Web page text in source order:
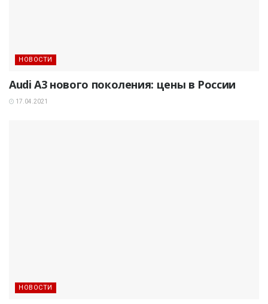
НОВОСТИ
Audi A3 нового поколения: цены в России
17.04.2021
НОВОСТИ